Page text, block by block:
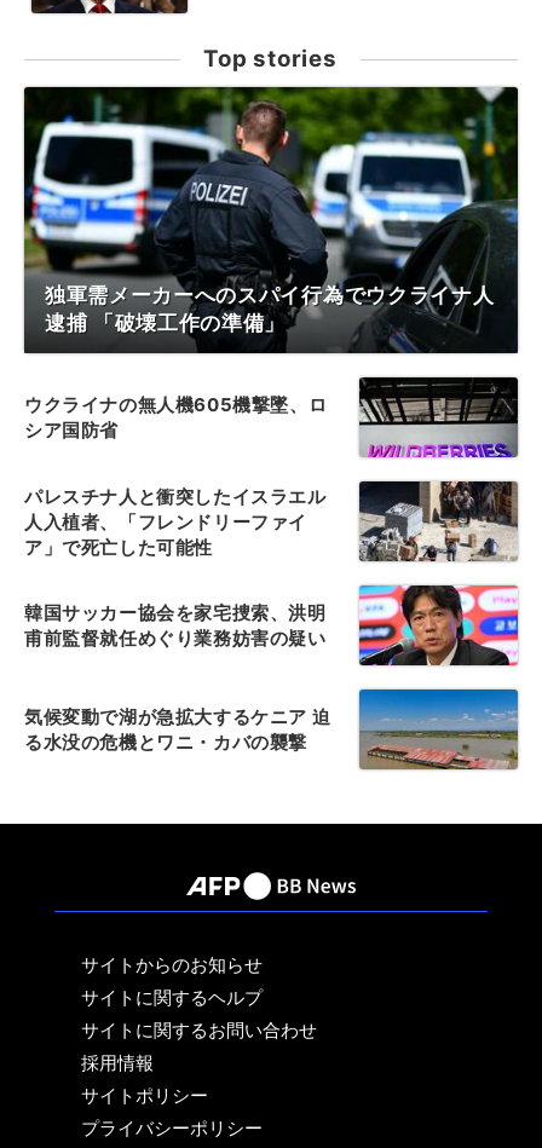
Top stories
独軍需メーカーへのスパイ行為でウクライナ人
逮捕 「破壊工作の準備」
ウクライナの無人機605機撃墜、ロ
シア国防省
パレスチナ人と衝突したイスラエル
人入植者、「フレンドリーファイ
ア」で死亡した可能性
韓国サッカー協会を家宅捜索、洪明
甫前監督就任めぐり業務妨害の疑い
気候変動で湖が急拡大するケニア 迫
る水没の危機とワニ・カバの襲撃
サイトからのお知らせ
サイトに関するヘルプ
サイトに関するお問い合わせ
採用情報
サイトポリシー
プライバシーポリシー